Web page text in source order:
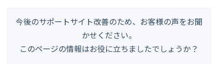
今後のサポートサイト改善のため、お客様の声をお聞
かせください。
このページの情報はお役に立ちましたでしょうか？